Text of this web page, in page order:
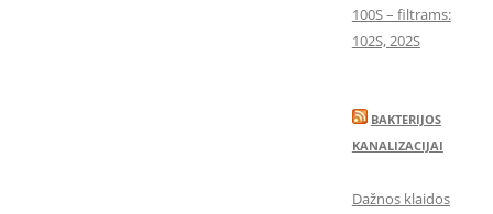
100S – filtrams:
102S, 202S
BAKTERIJOS
KANALIZACIJAI
Dažnos klaidos